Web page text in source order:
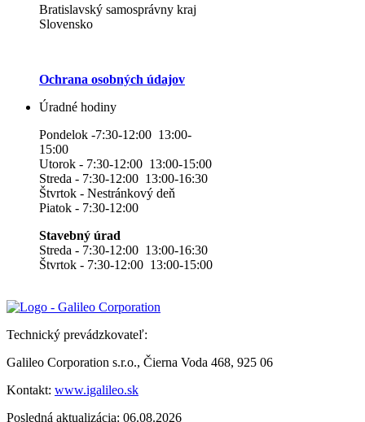
Bratislavský samosprávny kraj
Slovensko
Ochrana osobných údajov
Úradné hodiny
Pondelok -7:30-12:00 13:00-
15:00
Utorok - 7:30-12:00 13:00-15:00
Streda - 7:30-12:00 13:00-16:30
Štvrtok - Nestránkový deň
Piatok - 7:30-12:00
Stavebný úrad
Streda - 7:30-12:00 13:00-16:30
Štvrtok - 7:30-12:00 13:00-15:00
Technický prevádzkovateľ:
Galileo Corporation s.r.o., Čierna Voda 468, 925 06
Kontakt: www.igalileo.sk
Posledná aktualizácia: 06.08.2026